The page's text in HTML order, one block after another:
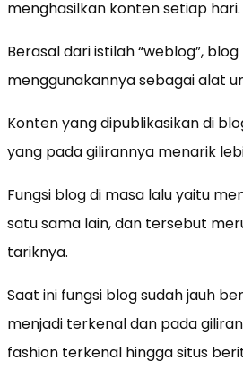
menghasilkan konten setiap hari.
Berasal dari istilah “weblog”,
menggunakannya sebagai alat
Konten yang dipublikasikan di
yang pada gilirannya menarik
Fungsi blog di masa lalu yaitu
satu sama lain, dan tersebut
tariknya.
Saat ini fungsi blog sudah jauh
menjadi terkenal dan pada
fashion terkenal hingga situs